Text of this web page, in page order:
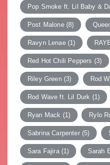
Pop Smoke ft. Lil Baby &
Post Malone(8)
Ravyn Lenae(1)
Red Hot Chili Peppers (3)
Riley Green(3) Rod
Rod Wave ft. Lil Durk (1)
Ryan Mack (1) Rylo
Sabrina Carpenter(5)
Sara Fajira(1) Sarah